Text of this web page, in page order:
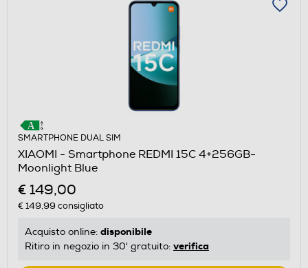
SMARTPHONE DUAL SIM
XIAOMI - Smartphone REDMI 15C 4+256GB-
Moonlight Blue
€ 149,00
€ 149,99 consigliato
Acquisto online: disponibile
Ritiro in negozio in 30' gratuito: verifica